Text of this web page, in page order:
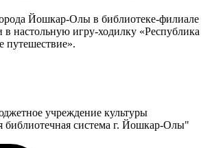
Йошкар-Олы в библиотеке-филиале
настольную игру-ходилку «Республика
учреждение культуры
библиотечная система г. Йошкар-Олы"